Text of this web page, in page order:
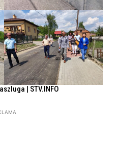
| STV.INFO